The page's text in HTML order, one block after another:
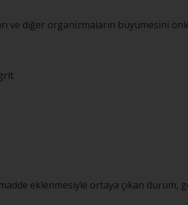
ve diğer organizmaların büyümesini
eklenmesiyle ortaya çıkan durum,